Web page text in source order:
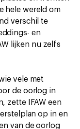
hele wereld om
verschil te
en
lijken nu zelfs
vele met
de oorlog in
zette IFAW een
op in en
van de oorlog